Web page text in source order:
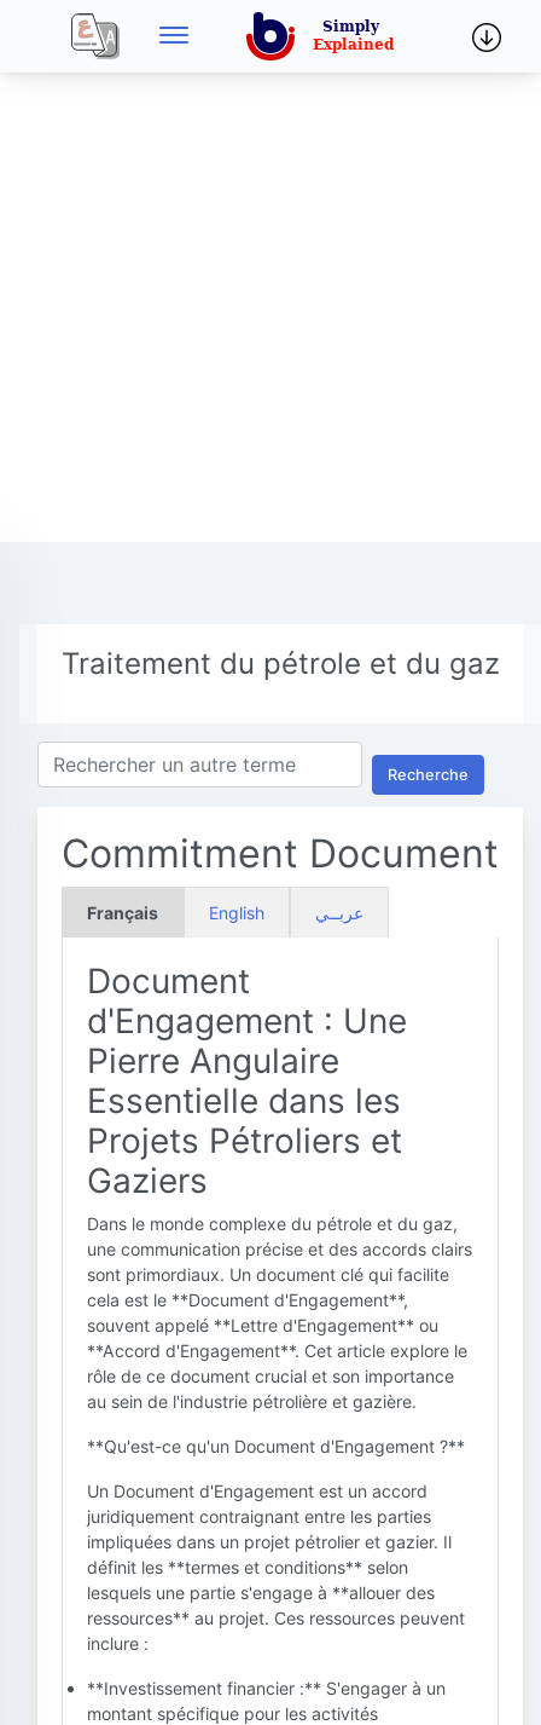
Traitement du pétrole et du gaz
Recherche
Commitment Document
Français English عربــي
Document
d'Engagement : Une
Pierre Angulaire
Essentielle dans les
Projets Pétroliers et
Gaziers
Dans le monde complexe du pétrole et du gaz,
une communication précise et des accords clairs
sont primordiaux. Un document clé qui facilite
cela est le **Document d'Engagement**,
souvent appelé **Lettre d'Engagement** ou
**Accord d'Engagement**. Cet article explore le
rôle de ce document crucial et son importance
au sein de l'industrie pétrolière et gazière.
**Qu'est-ce qu'un Document d'Engagement ?**
Un Document d'Engagement est un accord
juridiquement contraignant entre les parties
impliquées dans un projet pétrolier et gazier. Il
définit les **termes et conditions** selon
lesquels une partie s'engage à **allouer des
ressources** au projet. Ces ressources peuvent
inclure :
**Investissement financier :** S'engager à un
montant spécifique pour les activités